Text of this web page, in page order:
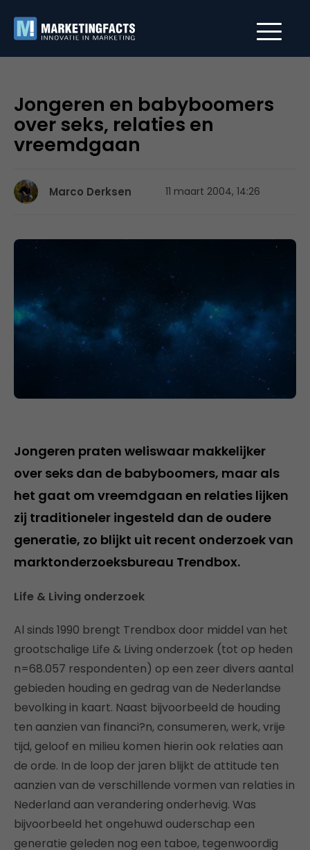
Jongeren en babyboomers
over seks, relaties en
vreemdgaan
Marco Derksen 11 maart 2004, 14:26
Jongeren praten weliswaar makkelijker
over seks dan de babyboomers, maar als
het gaat om vreemdgaan en relaties lijken
zij traditioneler ingesteld dan de oudere
generatie, zo blijkt uit recent onderzoek van
marktonderzoeksbureau Trendbox.
Life & Living onderzoek
Al sinds 1990 brengt Trendbox door middel van het
grootschalige Life & Living onderzoek (tot op heden
n=68.057 respondenten) op een zeer divers aantal
gebieden houding en gedrag van de Nederlandse
bevolking in kaart. Naast bijvoorbeeld de houding
ten aanzien van financi?n, consumeren, werk, vrije
tijd, geloof en milieu komen hierin ook relaties aan
de orde. In de loop der jaren blijkt de attitude ten
aanzien van de verschillende vormen van relaties in
Nederland aan verandering onderhevig. Was
bijvoorbeeld het ongehuwd ouderschap een
generatie geleden nog een taboe, tegenwoordig